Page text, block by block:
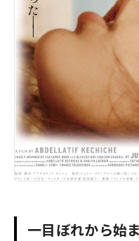
一目ぼれから始